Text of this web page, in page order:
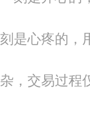
是心疼的，
，交易过程